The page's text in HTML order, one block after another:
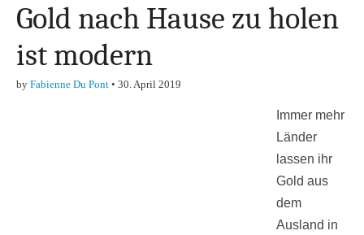
Finanzen,
Marketing-, Vertrieb-
& Investment-Tipps
Gold nach Hause zu holen
ist modern
by Fabienne Du Pont • 30. April 2019
Immer mehr
Länder
lassen ihr
Gold aus
dem
Ausland in